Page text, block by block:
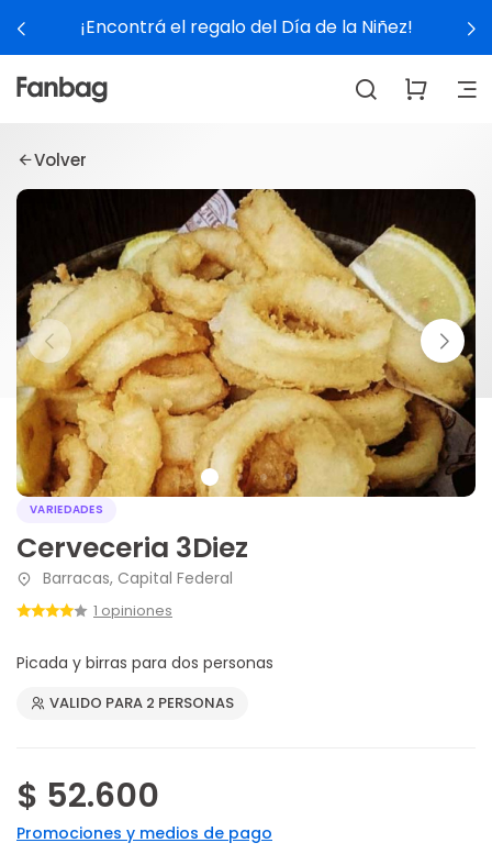
¡Encontrá el regalo del Día de la Niñez!
Volver
VARIEDADES
Cerveceria 3Diez
Barracas, Capital Federal
1 opiniones
Picada y birras para dos personas
VALIDO PARA 2 PERSONAS
$ 52.600
Promociones y medios de pago